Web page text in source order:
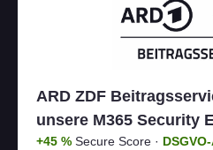
ARD ZDF
unsere M365 Security
+45 % Secure Score ·